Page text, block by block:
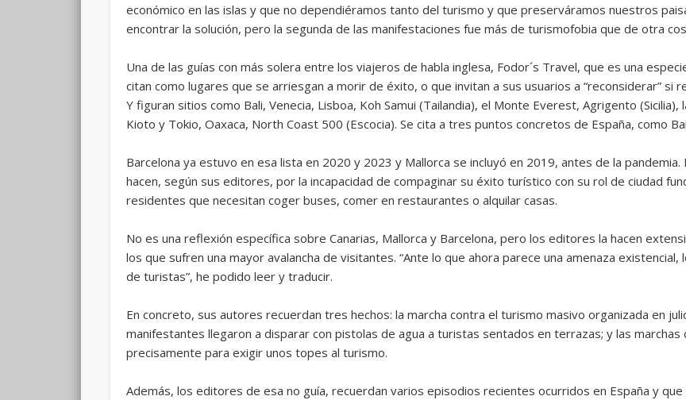
económico en las islas y que no dependiéramos tanto del turismo y que preserváramos nuestros
encontrar la solución, pero la segunda de las manifestaciones fue más de turismofobia que de otra
Una de las guías con más solera entre los viajeros de habla inglesa, Fodor´s Travel, que es una
citan como lugares que se arriesgan a morir de éxito, o que invitan a sus usuarios a “reconsiderar” si
Y figuran sitios como Bali, Venecia, Lisboa, Koh Samui (Tailandia), el Monte Everest, Agrigento
Kioto y Tokio, Oaxaca, North Coast 500 (Escocia). Se cita a tres puntos concretos de España, como
Barcelona ya estuvo en esa lista en 2020 y 2023 y Mallorca se incluyó en 2019, antes de la
hacen, según sus editores, por la incapacidad de compaginar su éxito turístico con su rol de ciudad
residentes que necesitan coger buses, comer en restaurantes o alquilar casas.
No es una reflexión específica sobre Canarias, Mallorca y Barcelona, pero los editores la hacen
los que sufren una mayor avalancha de visitantes. “Ante lo que ahora parece una amenaza
de turistas”, he podido leer y traducir.
En concreto, sus autores recuerdan tres hechos: la marcha contra el turismo masivo organizada en
manifestantes llegaron a disparar con pistolas de agua a turistas sentados en terrazas; y las marchas
precisamente para exigir unos topes al turismo.
Además, los editores de esa no guía, recuerdan varios episodios recientes ocurridos en España y